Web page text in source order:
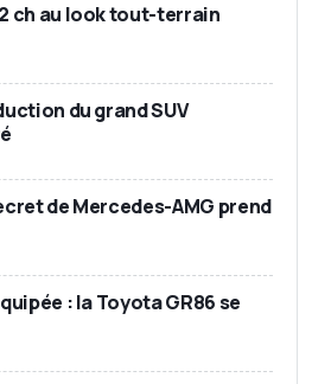
ch au look tout-terrain
du grand SUV
de Mercedes-AMG prend
: la Toyota GR86 se